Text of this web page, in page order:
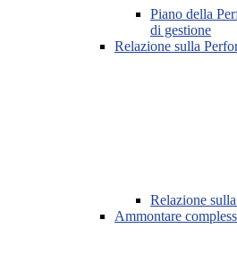
Piano della
di gestione
Relazione sulla
Relazione
Ammontare